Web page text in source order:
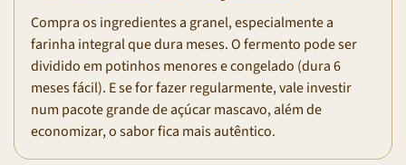
Compra os ingredientes a granel, especialmente a
farinha integral que dura meses. O fermento pode ser
dividido em potinhos menores e congelado (dura 6
meses fácil). E se for fazer regularmente, vale investir
num pacote grande de açúcar mascavo, além de
economizar, o sabor fica mais autêntico.